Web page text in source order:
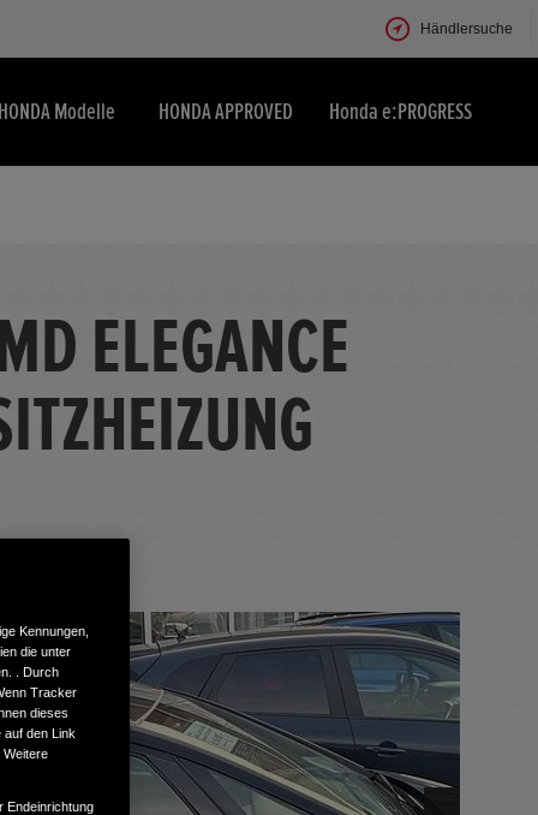
Händlersuche
Modelle HONDA APPROVED Honda e:PROGRESS
ELEGANCE
Kennungen,
die unter
. Durch
Tracker
dieses
auf den Link
Weitere
Endeinrichtung